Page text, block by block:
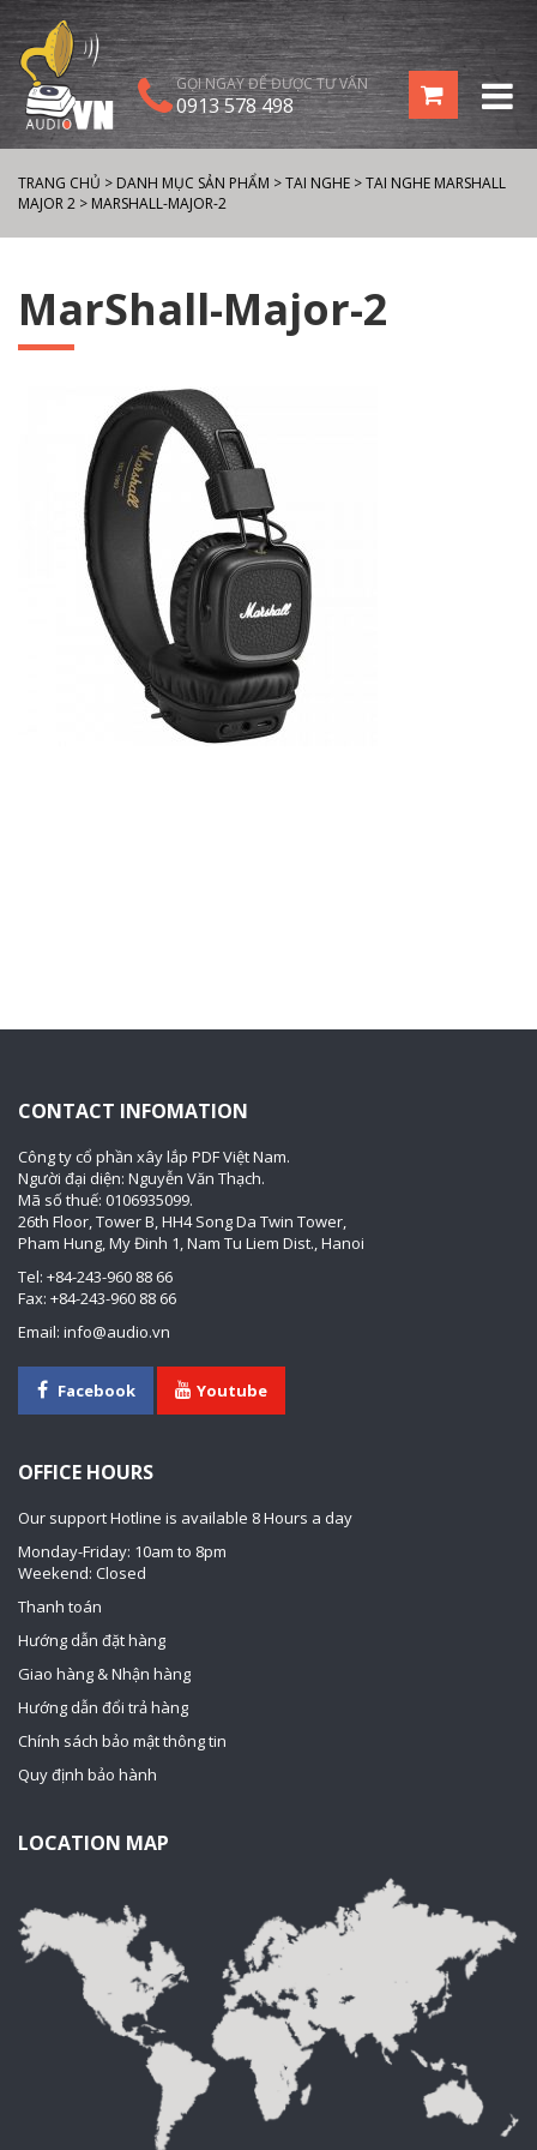
GỌI NGAY ĐỂ ĐƯỢC TƯ VẤN
0913 578 498
TRANG CHỦ > DANH MỤC SẢN PHẨM >TAI NGHE >TAI NGHE MARSHALL
MAJOR 2 > MARSHALL-MAJOR-2
MarShall-Major-2
CONTACT INFOMATION
Công ty cổ phần xây lắp PDF Việt Nam.
Người đại diện: Nguyễn Văn Thạch.
Mã số thuế: 0106935099.
26th Floor, Tower B, HH4 Song Da Twin Tower,
Pham Hung, My Đinh 1, Nam Tu Liem Dist., Hanoi
Tel: +84-243-960 88 66
Fax: +84-243-960 88 66
Email: info@audio.vn
Facebook Youtube
OFFICE HOURS
Our support Hotline is available 8 Hours a day
Monday-Friday: 10am to 8pm
Weekend: Closed
Thanh toán
Hướng dẫn đặt hàng
Giao hàng & Nhận hàng
Hướng dẫn đổi trả hàng
Chính sách bảo mật thông tin
Quy định bảo hành
LOCATION MAP